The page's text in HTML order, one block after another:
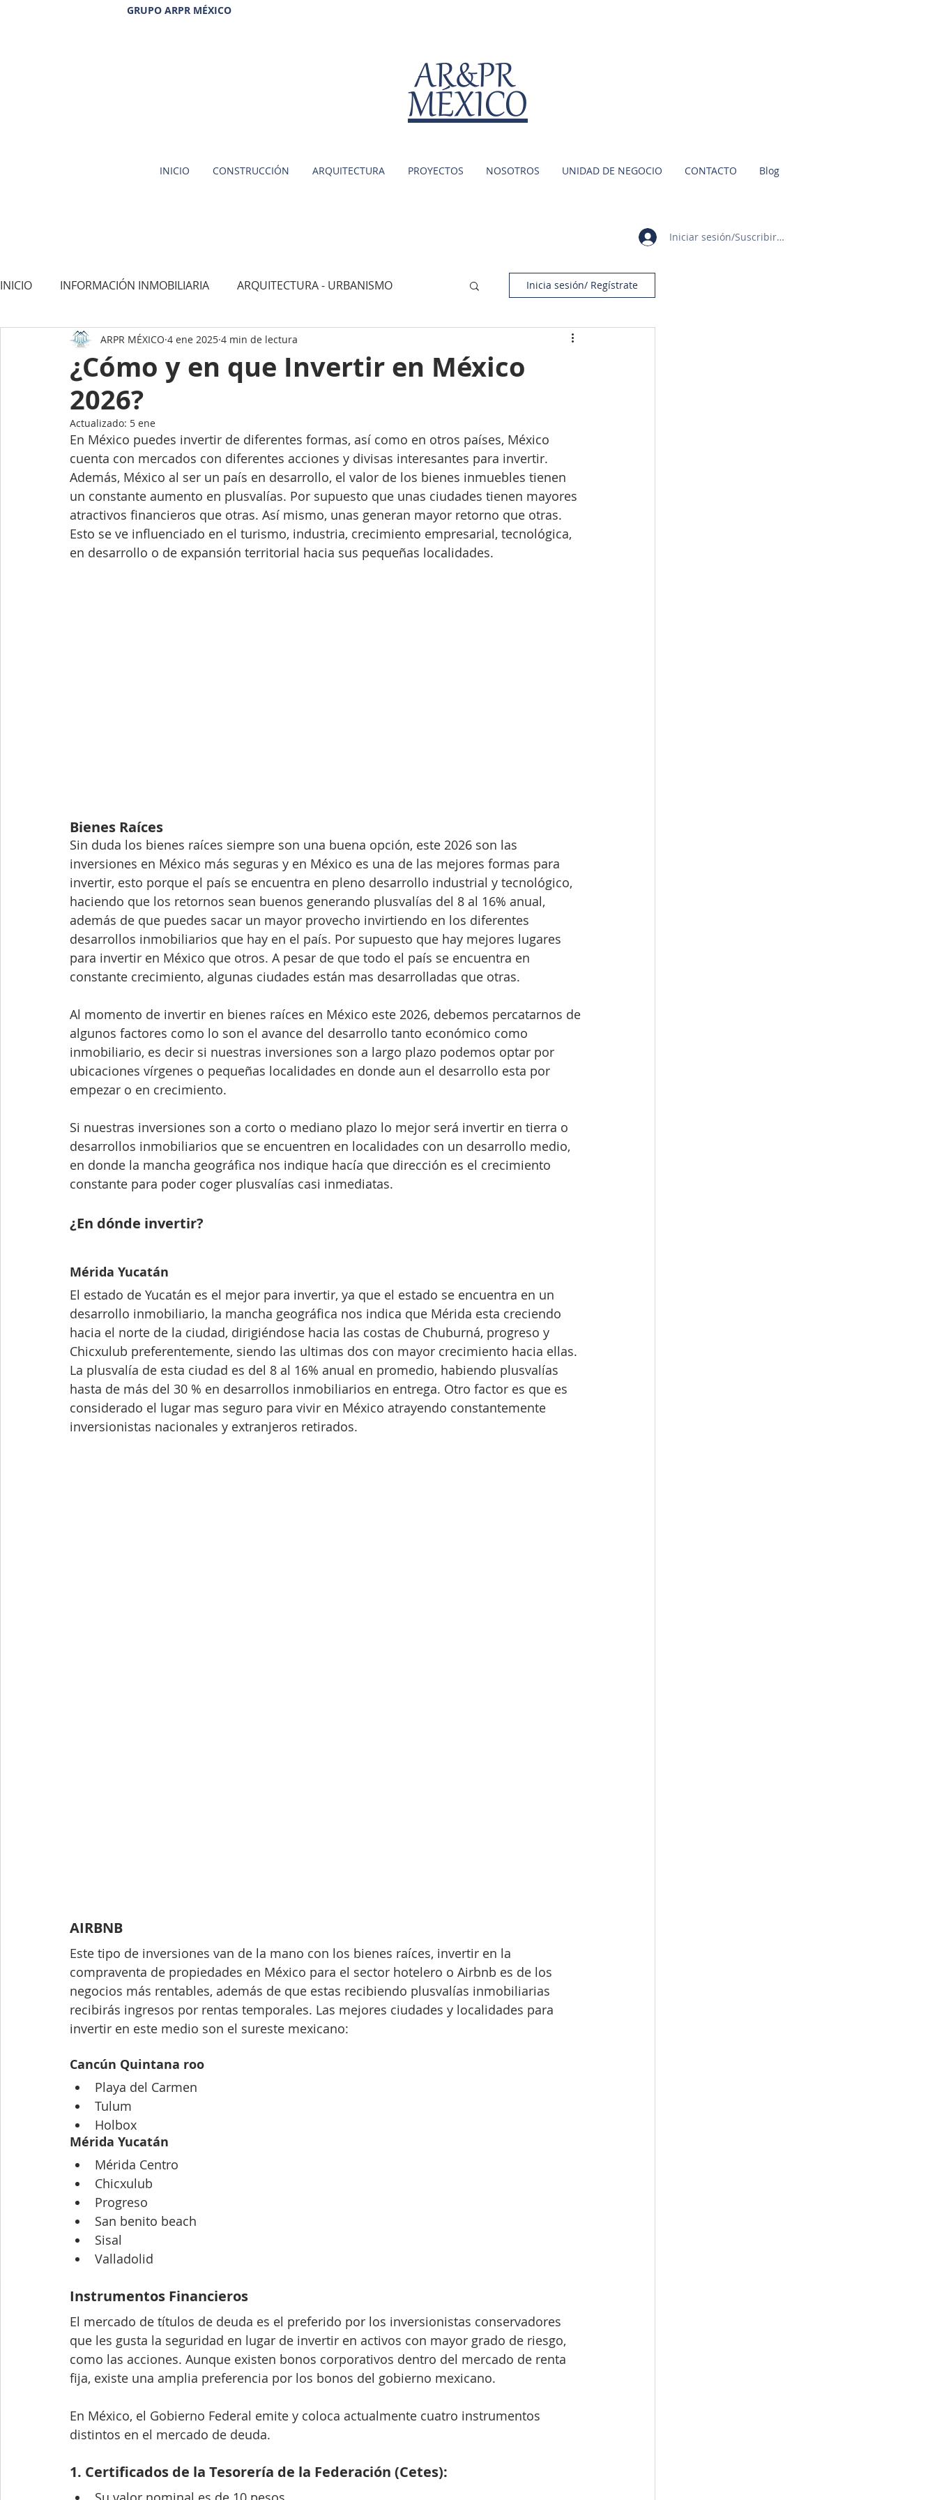
GRUPO ARPR MÉXICO
MÉXICO
AR&PR
INICIO CONSTRUCCIÓN ARQUITECTURA PROYECTOS NOSOTROS UNIDAD DE NEGOCIO CONTACTO Blog
Iniciar sesión/Suscribirme
INICIO INFORMACIÓN INMOBILIARIA ARQUITECTURA - URBANISMO
Datos asombrosos de México Como comprar una casa
Como preparar tu casa para la venta
Datos Asombrosos de Yucatán Energias Renovables
Paneles Solares Hogar y Estilo de vida
Desarrollos Inmobiliarios en Mérida
Inicia sesión/ Regístrate
¿Cómo y en que Invertir en México
2026?
ARPR MÉXICO 4 ene 2025 4 min de lectura
Actualizado: 5 ene
En México puedes invertir de diferentes formas, así como en otros países, México
cuenta con mercados con diferentes acciones y divisas interesantes para invertir.
Además, México al ser un país en desarrollo, el valor de los bienes inmuebles tienen
un constante aumento en plusvalías. Por supuesto que unas ciudades tienen mayores
atractivos financieros que otras. Así mismo, unas generan mayor retorno que otras.
Esto se ve influenciado en el turismo, industria, crecimiento empresarial, tecnológica,
en desarrollo o de expansión territorial hacia sus pequeñas localidades.
Bienes Raíces
Sin duda los bienes raíces siempre son una buena opción, este 2026 son las
inversiones en México más seguras y en México es una de las mejores formas para
invertir, esto porque el país se encuentra en pleno desarrollo industrial y tecnológico,
haciendo que los retornos sean buenos generando plusvalías del 8 al 16% anual,
además de que puedes sacar un mayor provecho invirtiendo en los diferentes
desarrollos inmobiliarios que hay en el país. Por supuesto que hay mejores lugares
para invertir en México que otros. A pesar de que todo el país se encuentra en
constante crecimiento, algunas ciudades están mas desarrolladas que otras.
Al momento de invertir en bienes raíces en México este 2026, debemos percatarnos de
algunos factores como lo son el avance del desarrollo tanto económico como
inmobiliario, es decir si nuestras inversiones son a largo plazo podemos optar por
ubicaciones vírgenes o pequeñas localidades en donde aun el desarrollo esta por
empezar o en crecimiento.
Si nuestras inversiones son a corto o mediano plazo lo mejor será invertir en tierra o
desarrollos inmobiliarios que se encuentren en localidades con un desarrollo medio,
en donde la mancha geográfica nos indique hacía que dirección es el crecimiento
constante para poder coger plusvalías casi inmediatas.
¿En dónde invertir?
Mérida Yucatán
El estado de Yucatán es el mejor para invertir, ya que el estado se encuentra en un
desarrollo inmobiliario, la mancha geográfica nos indica que Mérida esta creciendo
hacia el norte de la ciudad, dirigiéndose hacia las costas de Chuburná, progreso y
Chicxulub preferentemente, siendo las ultimas dos con mayor crecimiento hacia ellas.
La plusvalía de esta ciudad es del 8 al 16% anual en promedio, habiendo plusvalías
hasta de más del 30 % en desarrollos inmobiliarios en entrega. Otro factor es que es
considerado el lugar mas seguro para vivir en México atrayendo constantemente
inversionistas nacionales y extranjeros retirados.
AIRBNB
Este tipo de inversiones van de la mano con los bienes raíces, invertir en la
compraventa de propiedades en México para el sector hotelero o Airbnb es de los
negocios más rentables, además de que estas recibiendo plusvalías inmobiliarias
recibirás ingresos por rentas temporales. Las mejores ciudades y localidades para
invertir en este medio son el sureste mexicano:
Cancún Quintana roo
Playa del Carmen
Tulum
Holbox
Mérida Yucatán
Mérida Centro
Chicxulub
Progreso
San benito beach
Sisal
Valladolid
Instrumentos Financieros
El mercado de títulos de deuda es el preferido por los inversionistas conservadores
que les gusta la seguridad en lugar de invertir en activos con mayor grado de riesgo,
como las acciones. Aunque existen bonos corporativos dentro del mercado de renta
fija, existe una amplia preferencia por los bonos del gobierno mexicano.
En México, el Gobierno Federal emite y coloca actualmente cuatro instrumentos
distintos en el mercado de deuda.
1. Certificados de la Tesorería de la Federación (Cetes):